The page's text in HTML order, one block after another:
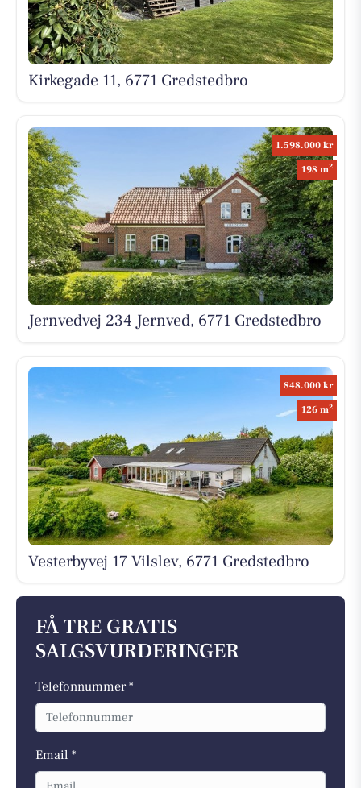
Kirkegade 11, 6771 Gredstedbro
1.598.000 kr
198 m2
Jernvedvej 234 Jernved, 6771 Gredstedbro
848.000 kr
126 m2
Vesterbyvej 17 Vilslev, 6771 Gredstedbro
FÅ TRE GRATIS
SALGSVURDERINGER
Telefonnummer *
Email *